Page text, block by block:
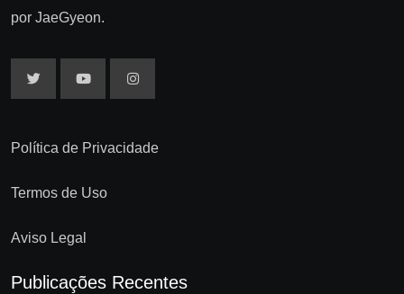
por JaeGyeon.
Política de Privacidade
Termos de Uso
Aviso Legal
Publicações Recentes